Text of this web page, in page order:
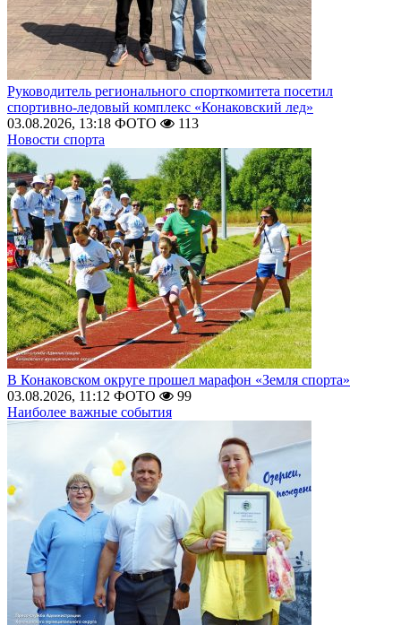
Руководитель регионального спорткомитета посетил
спортивно-ледовый комплекс «Конаковский лед»
03.08.2026, 13:18 ФОТО
113
Новости спорта
В Конаковском округе прошел марафон «Земля спорта»
03.08.2026, 11:12 ФОТО
99
Наиболее важные события